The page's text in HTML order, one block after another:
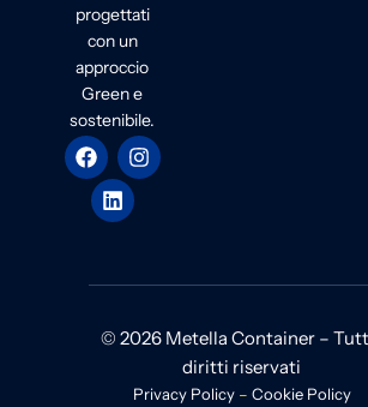
progettati
con un
approccio
Green e
sostenibile.
© 2026 Metella Container –
diritti riservati
Privacy Policy– Cookie Policy